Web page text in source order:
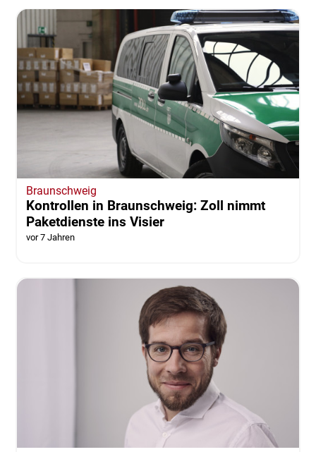
Braunschweig
Kontrollen in Braunschweig: Zoll nimmt
Paketdienste ins Visier
vor 7 Jahren